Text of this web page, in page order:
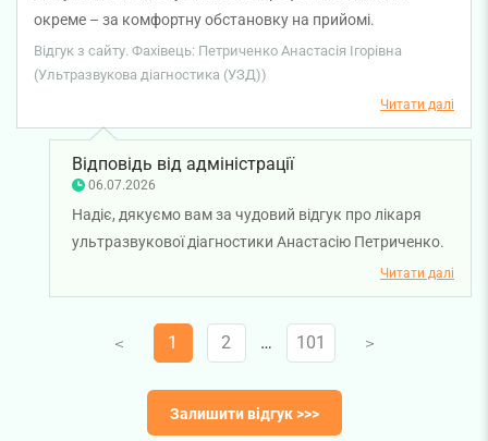
окреме – за комфортну обстановку на прийомі.
Залишилась дуже задоволеною і обовʼязково буду
звертатись до вас на планові огляди.
Відгук з сайту. Фахівець: Петриченко Анастасія Ігорівна
(Ультразвукова діагностика (УЗД))
Читати далі
Відповідь від адміністрації
06.07.2026
Надіє, дякуємо вам за чудовий відгук про лікаря
ультразвукової діагностики Анастасію Петриченко.
отримував не лише якісну медичну допомогу, а й
почувався комфортно під час консультації. Бажаємо
вам міцного здоров'я!
Читати далі
V 1 2 … 101 V
Залишити відгук >>>